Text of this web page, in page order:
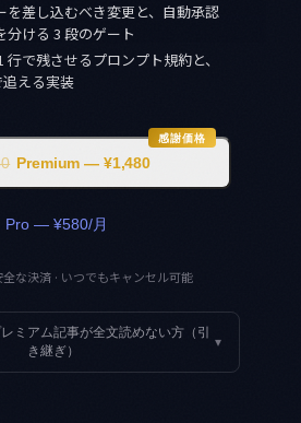
を差し込むべき変更と、自動承認
分ける 3 段のゲート
で残させるプロンプト規約と、
える実装
感謝価格
Premium — ¥1,480
Pro — ¥580/月
な決済 · いつでもキャンセル可能
ミアム記事が全文読めない方（引
き継ぎ）
▾